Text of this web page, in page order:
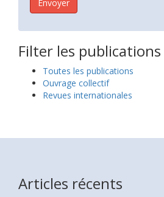
Filter les publications
Toutes les publications
Ouvrage collectif
Revues internationales
Articles récents